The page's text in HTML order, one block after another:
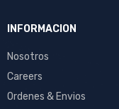
INFORMACION
Nosotros
Careers
Ordenes & Envios